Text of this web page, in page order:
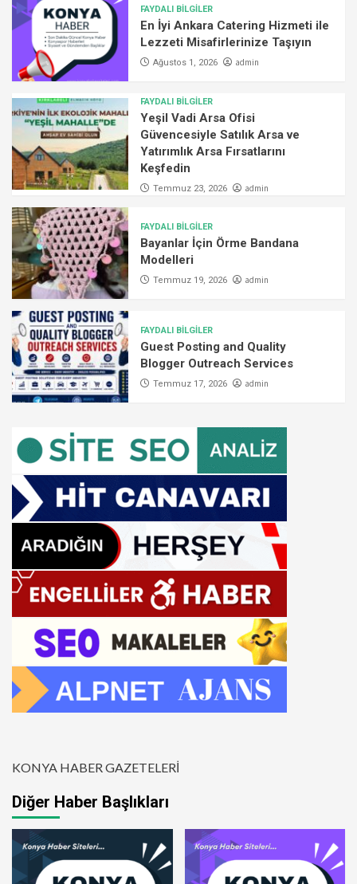
FAYDALI BİLGİLER
En İyi Ankara Catering Hizmeti ile
Lezzeti Misafirlerinize Taşıyın
Ağustos 1, 2026 admin
FAYDALI BİLGİLER
Yeşil Vadi Arsa Ofisi
Güvencesiyle Satılık Arsa ve
Yatırımlık Arsa Fırsatlarını
Keşfedin
Temmuz 23, 2026 admin
FAYDALI BİLGİLER
Bayanlar İçin Örme Bandana
Modelleri
Temmuz 19, 2026 admin
FAYDALI BİLGİLER
Guest Posting and Quality
Blogger Outreach Services
Temmuz 17, 2026 admin
KONYA HABER GAZETELERİ
Diğer Haber Başlıkları